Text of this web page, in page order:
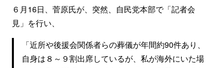
６月16日、菅原氏が、突然、自民党本部で「記者会
見」を行い、
「近所や後援会関係者らの葬儀が年間約90件あり、
自身は８～９割出席しているが、私が海外にいた場